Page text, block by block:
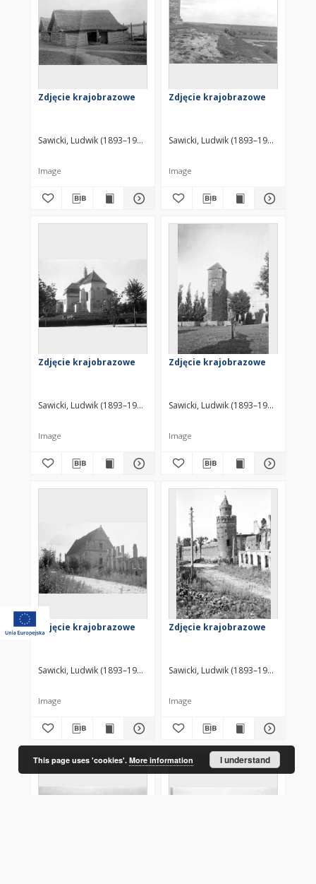
Zdjęcie krajobrazowe
Sawicki, Ludwik (1893–1972)
Image
Zdjęcie krajobrazowe
Sawicki, Ludwik (1893–1972)
Image
Zdjęcie krajobrazowe
Sawicki, Ludwik (1893–1972)
Image
Zdjęcie krajobrazowe
Sawicki, Ludwik (1893–1972)
Image
Zdjęcie krajobrazowe
Sawicki, Ludwik (1893–1972)
Image
Zdjęcie krajobrazowe
Sawicki, Ludwik (1893–1972)
Image
This page uses 'cookies'. More information I understand